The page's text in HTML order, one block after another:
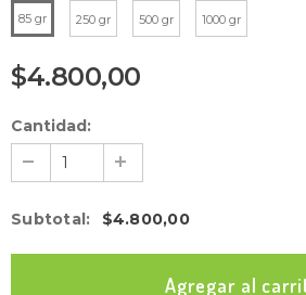
85 gr 250 gr 500 gr 1000 gr
$4.800,00
Cantidad:
Subtotal : $4.800,00